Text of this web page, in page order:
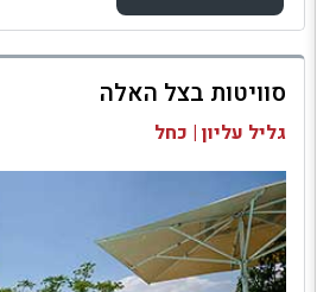
למתחם זה
בדיקת זמינות ומחירים
סוויטות בצל האלה
גליל עליון | כחל